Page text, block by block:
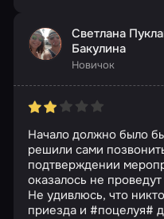
Светлана
Бакулина
Новичок
Начало должно было
решили сами
подтверждении
оказалось не
Не удивлюсь, что
приезда и #поцелуя#